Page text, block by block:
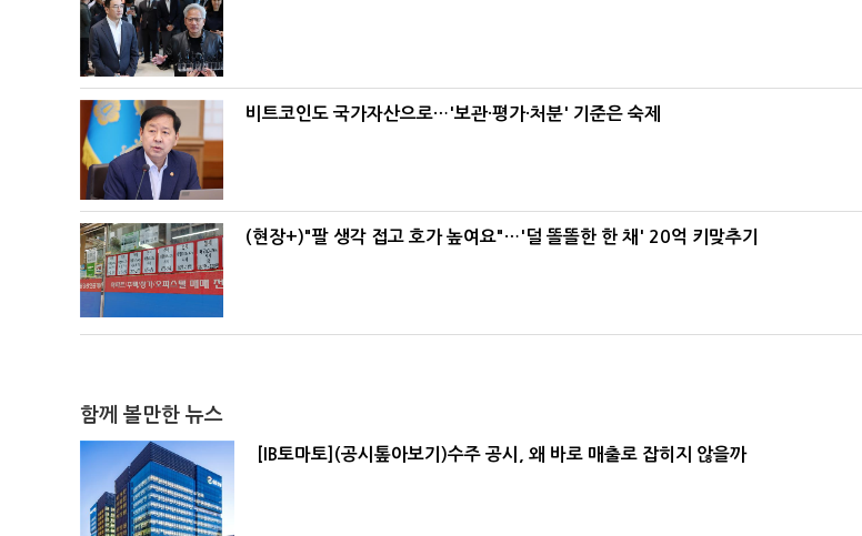
비트코인도 국가자산으로…'보관·평가·처분' 기준은 숙제
(현장+)"팔 생각 접고 호가 높여요"…'덜 똘똘한 한 채' 20억 키맞추기
함께 볼만한 뉴스
[IB토마토](공시톺아보기)수주 공시, 왜 바로 매출로 잡히지 않을까